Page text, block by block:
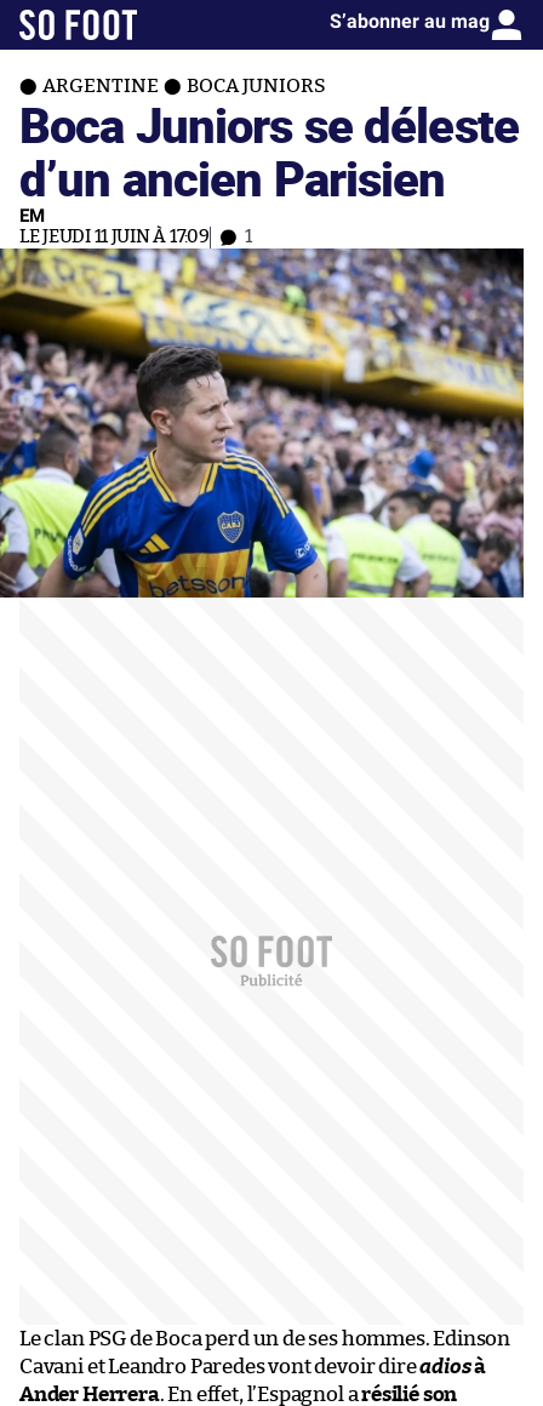
S’abonner au mag
ARGENTINE BOCA JUNIORS
Boca Juniors se déleste
d’un ancien Parisien
EM
LE JEUDI 11 JUIN À 17:09 1
Le clan PSG de Boca perd un de ses hommes. Edinson
Cavani et Leandro Paredes vont devoir direadiosà
Ander Herrera. En effet, l’Espagnol arésilié son